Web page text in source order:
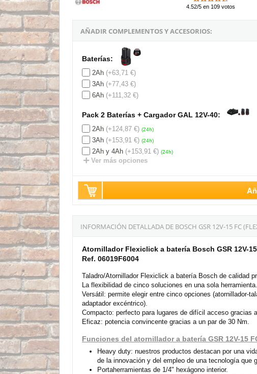
4.52/5 en 109 votos
AÑADIR COMPLEMENTOS Y ACCESORIOS:
Baterías:
2Ah (+63,71 €)
3Ah (+77,43 €)
6Ah (+111,32 €)
Pack 2 Baterías + Cargador GAL 12V-40:
2Ah (+124,87 €) (24h)
3Ah (+153,91 €) (24h)
2Ah y 4Ah (+153,91 €) (24h)
Ver más opciones
INFORMACIÓN DETALLADA DE BOSCH GSR 12V-15 FC
Atornillador Flexiclick a batería Bosch GSR 12V-
Ref. 06019F6004
Taladro/Atornillador Flexiclick a batería Bosch de calidad
La flexibilidad de cinco soluciones en una sola herramienta.
Versátil: permite elegir entre cinco opciones (atornillador-
adaptador excéntrico).
Compacto: perfecto para lugares de difícil acceso gracias
Eficaz: potencia convincente gracias a un par de 30 Nm.
Funciones del atornillador a batería GSR 12V-15
Heavy duty: nuestros productos destacan por una
de la innovación y del empleo de una tecnología que
Portaherramientas de 1/4" hexágono interior.